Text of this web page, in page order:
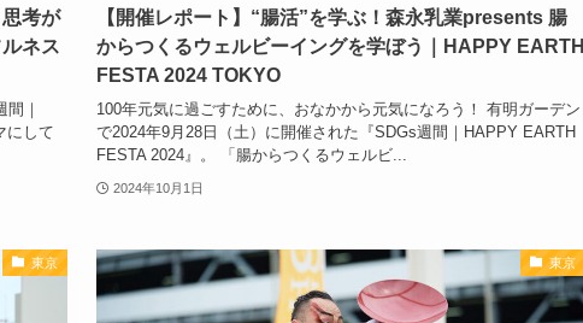
考が
ネス
｜
にして
【開催レポート】“腸活”を学ぶ！森永乳業presents 腸
からつくるウェルビーイングを学ぼう｜HAPPY EARTH
FESTA 2024 TOKYO
100年元気に過ごすために、おなかから元気になろう！ 有明ガーデン
で2024年9月28日（土）に開催された『SDGs週間｜HAPPY EARTH
FESTA 2024』。 「腸からつくるウェルビ...
2024年10月1日
東京 東京